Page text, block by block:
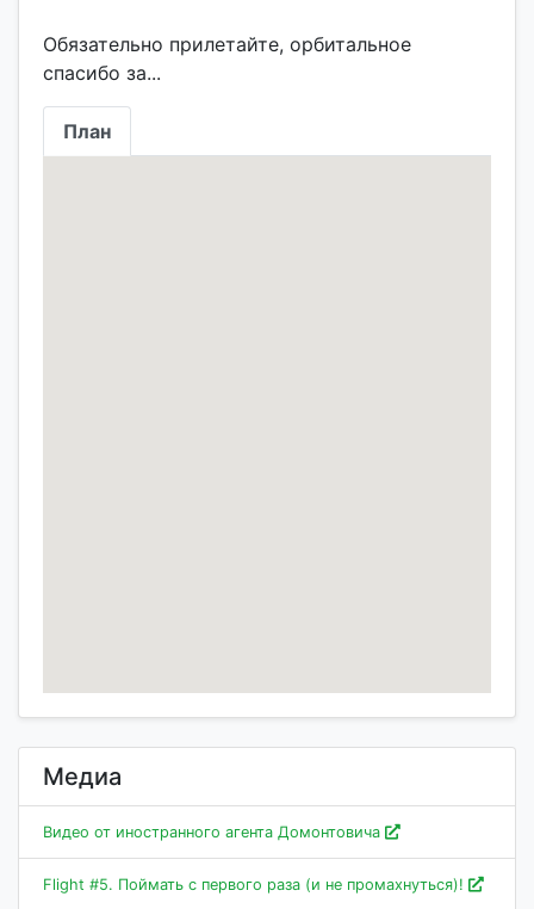
Обязательно прилетайте, орбитальное
План
Медиа
Видео от иностранного агента Домонтовича
Flight #5. Поймать с первого раза (и не промахнуться)!